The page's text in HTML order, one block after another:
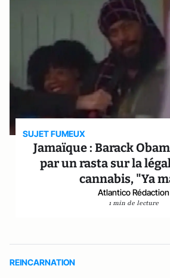
SUJET FUMEUX
Jamaïque : Barack
par un rasta sur la
cannabis, "Ya
Atlantico Rédaction
1 min de lecture
REINCARNATION